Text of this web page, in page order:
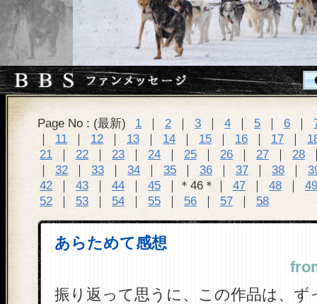
Page No : (最新) 1 ｜ 2 ｜ 3 ｜ 4 ｜ 5 ｜ 6 ｜
｜
11 ｜ 12 ｜ 13 ｜ 14 ｜ 15 ｜ 16 ｜ 17 ｜
21
｜ 22 ｜ 23 ｜ 24 ｜ 25 ｜ 26 ｜ 27 ｜ 28
｜
32 ｜ 33 ｜ 34 ｜ 35 ｜ 36 ｜ 37 ｜ 38 ｜
42
｜ 43 ｜ 44 ｜ 45 ｜＊46＊｜ 47 ｜ 48 ｜
49
52
｜ 53 ｜ 54 ｜ 55 ｜ 56 ｜ 57 ｜ 58
あらためて感想
振り返って思うに、この作品は、ず